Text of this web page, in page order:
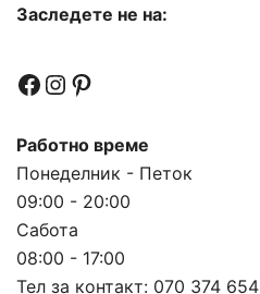
Заследете не на:
Facebook
Instagram
Pinterest
Работно време
Понеделник - Петок
09:00 - 20:00
Сабота
08:00 - 17:00
Тел за контакт: 070 374 654